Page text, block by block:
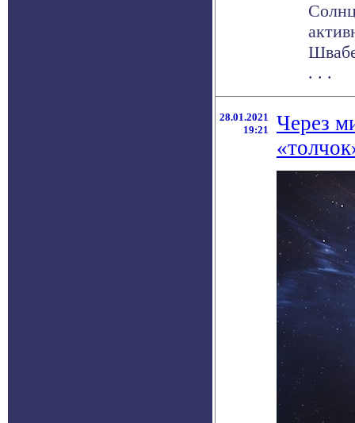
. . .
28.01.2021
19:21
Через